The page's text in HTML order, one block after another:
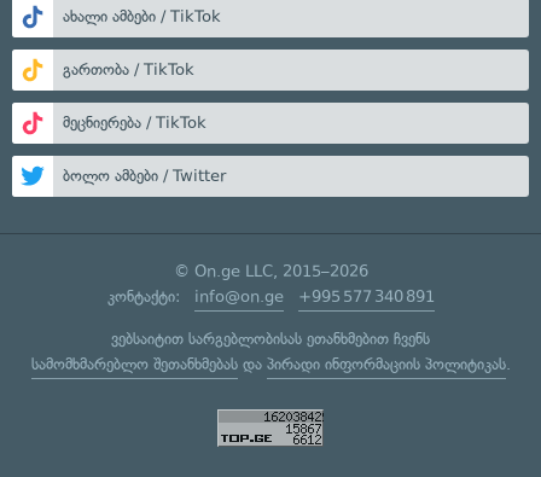
ახალი ამბები / TikTok
გართობა / TikTok
მეცნიერება / TikTok
ბოლო ამბები / Twitter
© On.ge LLC, 2015–2026
კონტაქტი: info@on.ge +995 577 340 891
ვებსაიტით სარგებლობისას ეთანხმებით ჩვენს
სამომხმარებლო შეთანხმებასდა პირადი ინფორმაციის პოლიტიკას.